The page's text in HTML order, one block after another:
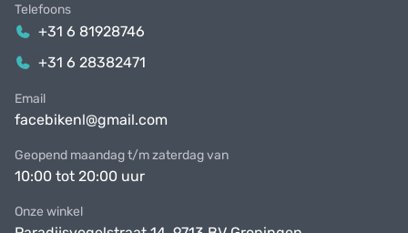
Telefoons
+31 6 81928746
+31 6 28382471
Email
facebikenl@gmail.com
Geopend maandag t/m zaterdag van
10:00 tot 20:00 uur
Onze winkel